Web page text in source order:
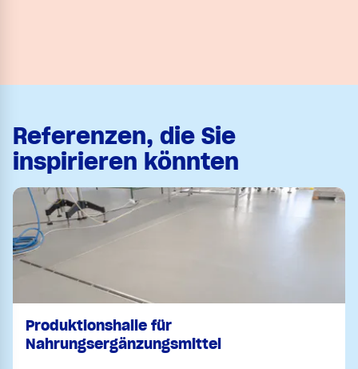
Referenzen, die Sie
inspirieren könnten
Produktionshalle für
Nahrungsergänzungsmittel